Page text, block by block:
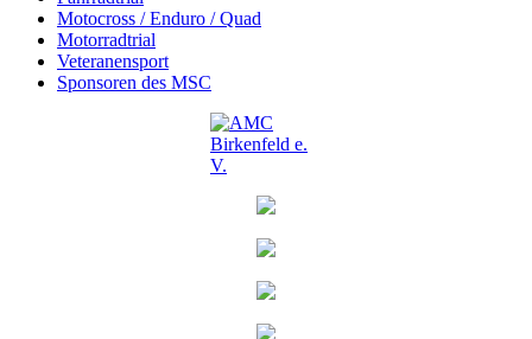
Motocross / Enduro / Quad
Motorradtrial
Veteranensport
Sponsoren des MSC